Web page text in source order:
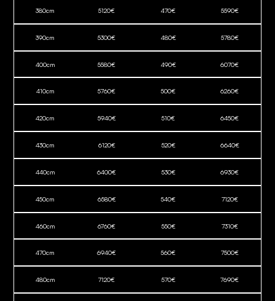
380cm 5120€ 470€ 5590€
390cm 5300€ 480€ 5780€
400cm 5580€ 490€ 6070€
410cm 5760€ 500€ 6260€
420cm 5940€ 510€ 6450€
430cm 6120€ 520€ 6640€
440cm 6400€ 530€ 6930€
450cm 6580€ 540€ 7120€
460cm 6760€ 550€ 7310€
470cm 6940€ 560€ 7500€
480cm 7120€ 570€ 7690€